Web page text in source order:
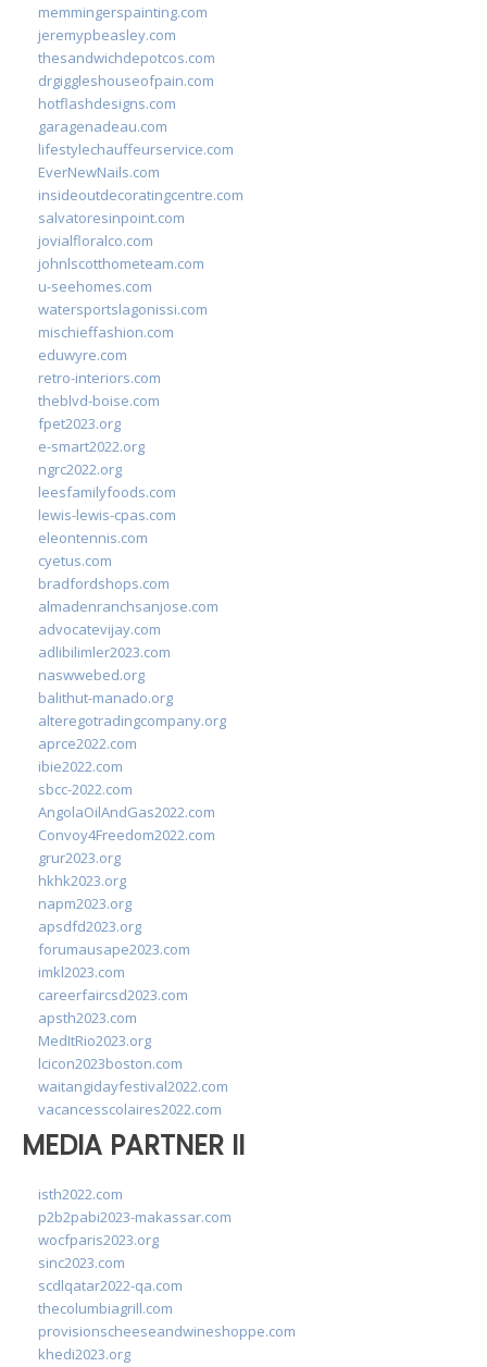
memmingerspainting.com
jeremypbeasley.com
thesandwichdepotcos.com
drgiggleshouseofpain.com
hotflashdesigns.com
garagenadeau.com
lifestylechauffeurservice.com
EverNewNails.com
insideoutdecoratingcentre.com
salvatoresinpoint.com
jovialfloralco.com
johnlscotthometeam.com
u-seehomes.com
watersportslagonissi.com
mischieffashion.com
eduwyre.com
retro-interiors.com
theblvd-boise.com
fpet2023.org
e-smart2022.org
ngrc2022.org
leesfamilyfoods.com
lewis-lewis-cpas.com
eleontennis.com
cyetus.com
bradfordshops.com
almadenranchsanjose.com
advocatevijay.com
adlibilimler2023.com
naswwebed.org
balithut-manado.org
alteregotradingcompany.org
aprce2022.com
ibie2022.com
sbcc-2022.com
AngolaOilAndGas2022.com
Convoy4Freedom2022.com
grur2023.org
hkhk2023.org
napm2023.org
apsdfd2023.org
forumausape2023.com
imkl2023.com
careerfaircsd2023.com
apsth2023.com
MedItRio2023.org
lcicon2023boston.com
waitangidayfestival2022.com
vacancesscolaires2022.com
MEDIA PARTNER II
isth2022.com
p2b2pabi2023-makassar.com
wocfparis2023.org
sinc2023.com
scdlqatar2022-qa.com
thecolumbiagrill.com
provisionscheeseandwineshoppe.com
khedi2023.org